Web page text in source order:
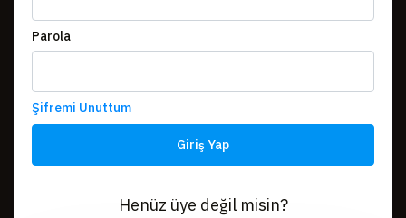
Parola
Şifremi Unuttum
Giriş Yap
Henüz üye değil misin?